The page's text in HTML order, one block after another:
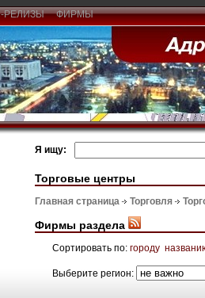
РЕЛИЗЫ ФИРМЫ
Я ищу:
Торговые центры
Главная страница Торговля
Фирмы раздела
Сортировать по: городу
Выберите регион: